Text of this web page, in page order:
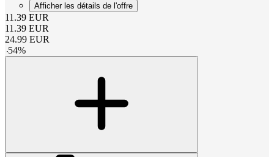
Afficher les détails de l'offre
11.39 EUR
11.39 EUR
24.99 EUR
-54%